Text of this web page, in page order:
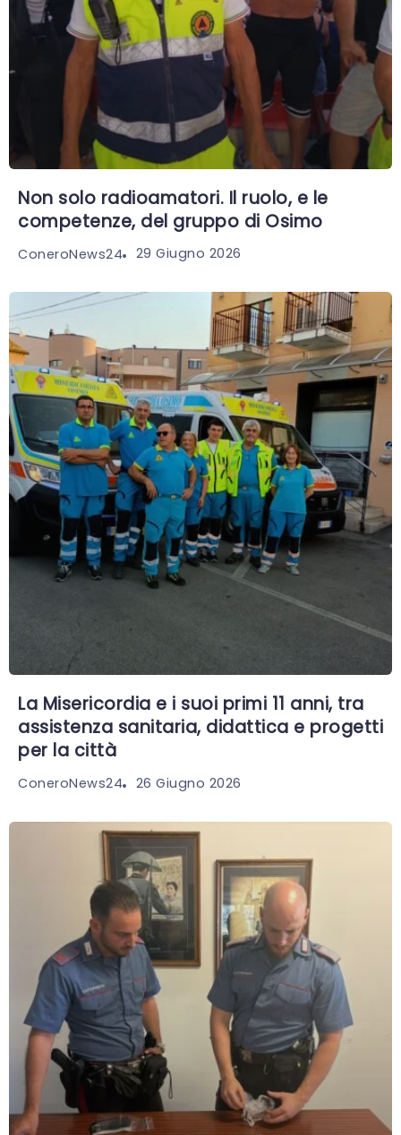
Non solo radioamatori. Il ruolo, e le
competenze, del gruppo di Osimo
ConeroNews24 29 Giugno 2026
La Misericordia e i suoi primi 11 anni, tra
assistenza sanitaria, didattica e progetti
per la città
ConeroNews24 26 Giugno 2026